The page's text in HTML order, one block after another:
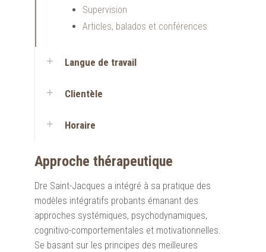
Supervision
Articles, balados et conférences
Langue de travail
Clientèle
Horaire
Approche thérapeutique
Dre Saint-Jacques a intégré à sa pratique des
modèles intégratifs probants émanant des
approches systémiques, psychodynamiques,
cognitivo-comportementales et motivationnelles.
Se basant sur les principes des meilleures